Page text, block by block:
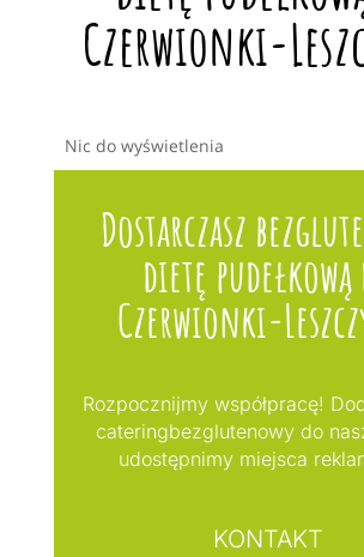
Czerwionki-
Nic do wyświetlenia
Dostarczasz
dietę pudełkową
Czerwionki-
Rozpocznijmy współpracę!
cateringbezglutenowy do
udostępnimy miejsca
KONTAKT